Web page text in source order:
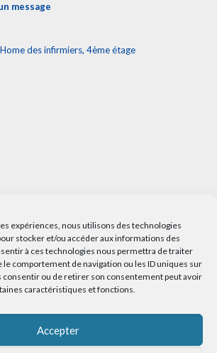
expériences, nous utilisons des technologies
stocker et/ou accéder aux informations des
à ces technologies nous permettra de traiter
le comportement de navigation ou les ID uniques sur
consentir ou de retirer son consentement peut avoir
caractéristiques et fonctions.
Accepter
message
des infirmiers, 4ème étage